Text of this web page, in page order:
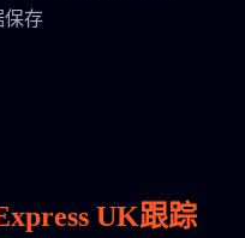
保存
UK跟踪